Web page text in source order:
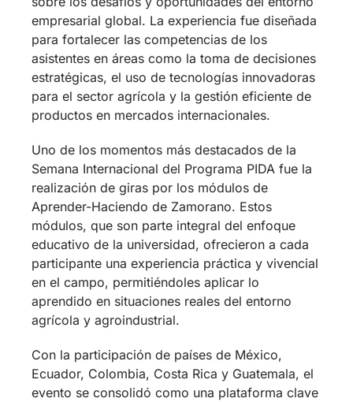
empresarial global. La experiencia fue diseñada
para fortalecer las competencias de los
asistentes en áreas como la toma de decisiones
estratégicas, el uso de tecnologías innovadoras
para el sector agrícola y la gestión eficiente de
productos en mercados internacionales.
Uno de los momentos más destacados de la
Semana Internacional del Programa PIDA fue la
realización de giras por los módulos de
Aprender-Haciendo de Zamorano. Estos
módulos, que son parte integral del enfoque
educativo de la universidad, ofrecieron a cada
participante una experiencia práctica y vivencial
en el campo, permitiéndoles aplicar lo
aprendido en situaciones reales del entorno
agrícola y agroindustrial.
Con la participación de países de México,
Ecuador, Colombia, Costa Rica y Guatemala, el
evento se consolidó como una plataforma clave